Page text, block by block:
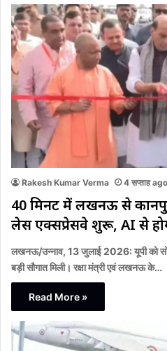
Rakesh Kumar Verma 4 सप्ताह ago
40 मिनट में लखनऊ से
लेस एक्सप्रेसवे शुरू, AI से
लखनऊ/उन्नाव, 13 जुलाई 2026: यूपी को
बड़ी सौगात मिली। रक्षा मंत्री एवं लखनऊ के…
Read More »